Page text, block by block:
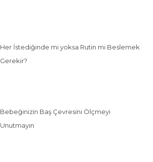
Her İstediğinde mi yoksa Rutin mi Beslemek
Gerekir?
Bebeğinizin Baş Çevresini Ölçmeyi
Unutmayın